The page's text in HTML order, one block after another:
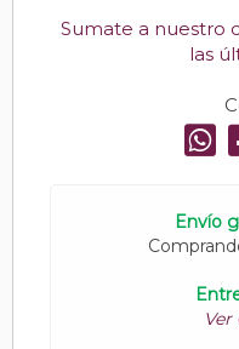
Sumate a nuestro
las
Envío
Ver